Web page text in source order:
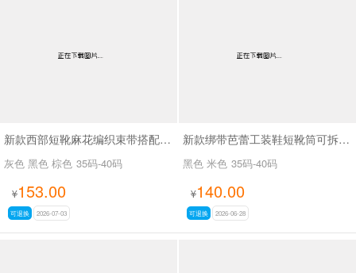
新款西部短靴麻花编织束带搭配金属扣SA8035
灰色 黑色 棕色 35码-40码
¥153.00
可退换 2026-07-03
新款绑带芭蕾工装鞋短靴筒可拆SA8031
黑色 米色 35码-40码
¥140.00
可退换 2026-06-28